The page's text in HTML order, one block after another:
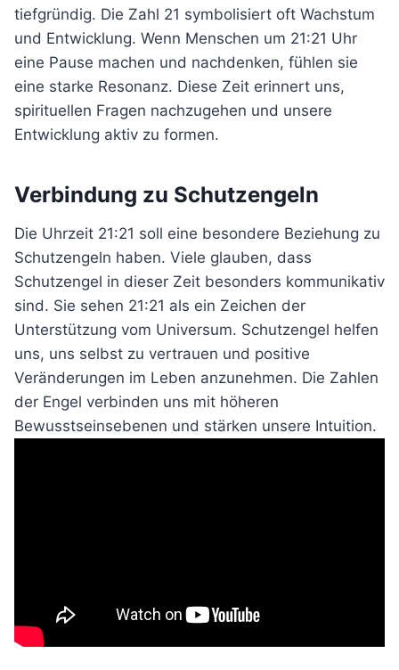
tiefgründig. Die Zahl 21 symbolisiert oft Wachstum
und Entwicklung. Wenn Menschen um 21:21 Uhr
eine Pause machen und nachdenken, fühlen sie
eine starke Resonanz. Diese Zeit erinnert uns,
spirituellen Fragen nachzugehen und unsere
Entwicklung aktiv zu formen.
Verbindung zu Schutzengeln
Die Uhrzeit 21:21 soll eine besondere Beziehung zu
Schutzengeln haben. Viele glauben, dass
Schutzengel in dieser Zeit besonders kommunikativ
sind. Sie sehen 21:21 als ein Zeichen der
Unterstützung vom Universum. Schutzengel helfen
uns, uns selbst zu vertrauen und positive
Veränderungen im Leben anzunehmen. Die Zahlen
der Engel verbinden uns mit höheren
Bewusstseinsebenen und stärken unsere Intuition.